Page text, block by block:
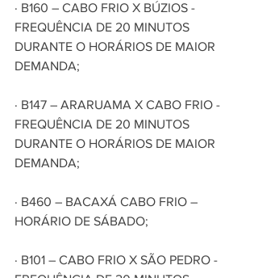
· B160 – CABO FRIO X BÚZIOS -
FREQUÊNCIA DE 20 MINUTOS
DURANTE O HORÁRIOS DE MAIOR
DEMANDA;
· B147 – ARARUAMA X CABO FRIO -
FREQUÊNCIA DE 20 MINUTOS
DURANTE O HORÁRIOS DE MAIOR
DEMANDA;
· B460 – BACAXÁ CABO FRIO –
HORÁRIO DE SÁBADO;
· B101 – CABO FRIO X SÃO PEDRO -